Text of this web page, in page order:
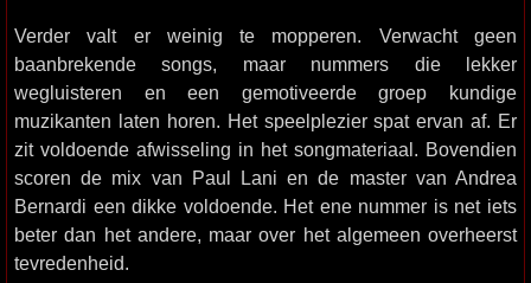
Verder valt er weinig te mopperen. Verwacht geen
baanbrekende songs, maar nummers die lekker
wegluisteren en een gemotiveerde groep kundige
muzikanten laten horen. Het speelplezier spat ervan af. Er
zit voldoende afwisseling in het songmateriaal. Bovendien
scoren de mix van Paul Lani en de master van Andrea
Bernardi een dikke voldoende. Het ene nummer is net iets
beter dan het andere, maar over het algemeen overheerst
tevredenheid.